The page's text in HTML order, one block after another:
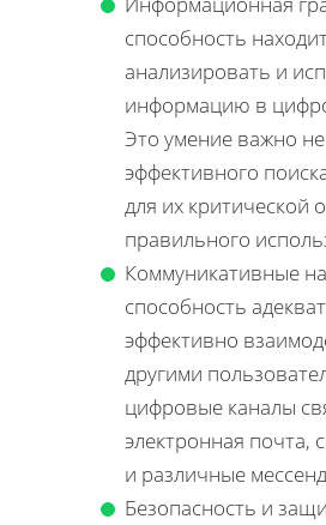
способность
анализировать и
информацию в
Это умение важно
эффективного
для их критической
правильного
Коммуникативные
способность
эффективно
другими
цифровые каналы
электронная почта,
и различные
Безопасность и